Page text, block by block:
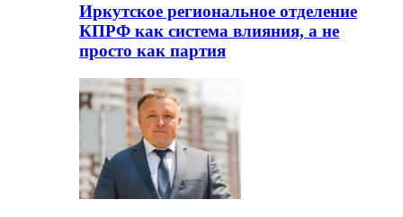
Иркутское региональное отделение
КПРФ как система влияния, а не
просто как партия